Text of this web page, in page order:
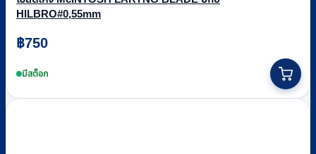
HILBRO#0,55mm
฿750
มีสต็อก